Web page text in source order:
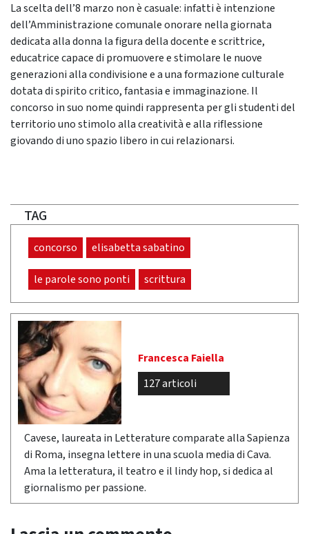
La scelta dell’8 marzo non è casuale: infatti è intenzione
dell’Amministrazione comunale onorare nella giornata
dedicata alla donna la figura della docente e scrittrice,
educatrice capace di promuovere e stimolare le nuove
generazioni alla condivisione e a una formazione culturale
dotata di spirito critico, fantasia e immaginazione. Il
concorso in suo nome quindi rappresenta per gli studenti del
territorio uno stimolo alla creatività e alla riflessione
giovando di uno spazio libero in cui relazionarsi.
TAG
concorso elisabetta sabatino
le parole sono ponti scrittura
Francesca Faiella
127 articoli
Cavese, laureata in Letterature comparate alla Sapienza
di Roma, insegna lettere in una scuola media di Cava.
Ama la letteratura, il teatro e il lindy hop, si dedica al
giornalismo per passione.